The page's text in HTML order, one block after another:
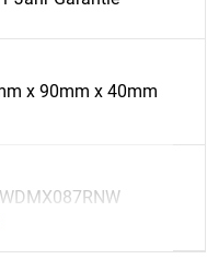
x 90mm x 40mm
WDMX087RNW